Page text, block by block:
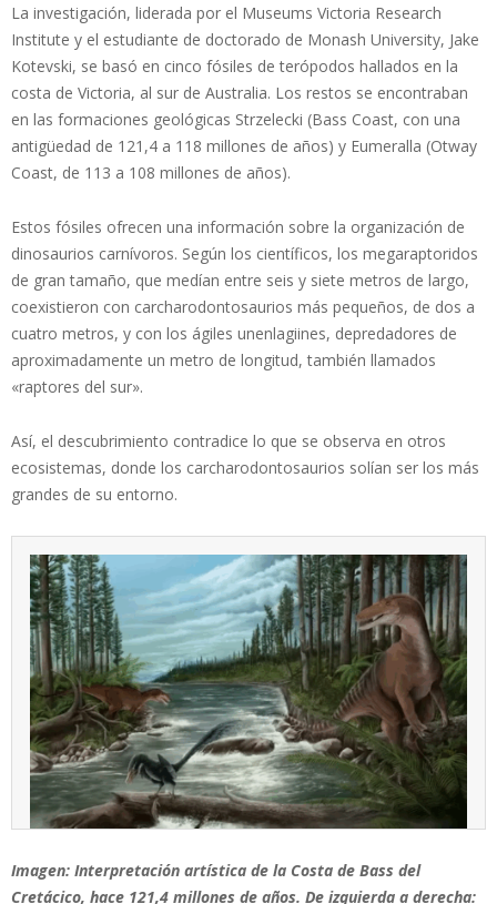
La investigación, liderada por el Museums Victoria Research
Institute y el estudiante de doctorado de Monash University, Jake
Kotevski, se basó en cinco fósiles de terópodos hallados en la
costa de Victoria, al sur de Australia. Los restos se encontraban
en las formaciones geológicas Strzelecki (Bass Coast, con una
antigüedad de 121,4 a 118 millones de años) y Eumeralla (Otway
Coast, de 113 a 108 millones de años).
Estos fósiles ofrecen una información sobre la organización de
dinosaurios carnívoros. Según los científicos, los megaraptoridos
de gran tamaño, que medían entre seis y siete metros de largo,
coexistieron con carcharodontosaurios más pequeños, de dos a
cuatro metros, y con los ágiles unenlagiines, depredadores de
aproximadamente un metro de longitud, también llamados
«raptores del sur».
Así, el descubrimiento contradice lo que se observa en otros
ecosistemas, donde los carcharodontosaurios solían ser los más
grandes de su entorno.
Imagen: Interpretación artística de la Costa de Bass del
Cretácico, hace 121,4 millones de años. De izquierda a derecha: